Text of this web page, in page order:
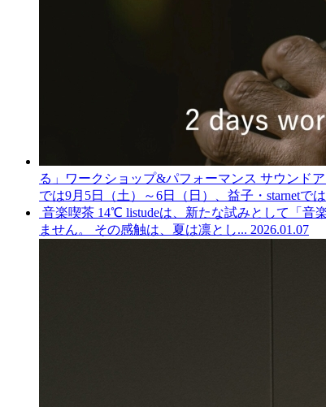
る」ワークショップ&パフォーマンス サウンド
では9月5日（土）～6日（日）、益子・starnetで
音楽喫茶 14℃ listudeは、新たな試みとして「
ません。 その感触は、夏は凛とし... 2026.01.07